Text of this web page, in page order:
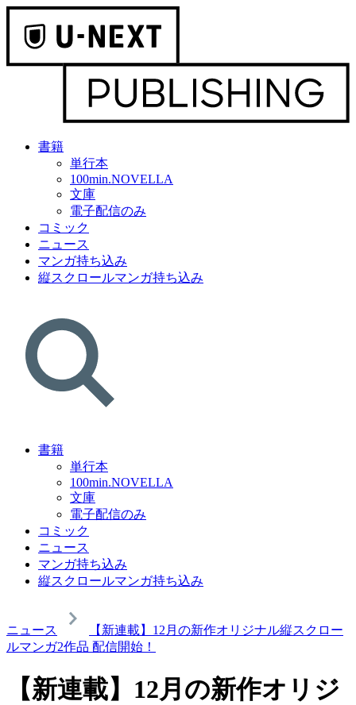
書籍
単行本
100min.NOVELLA
文庫
電子配信のみ
コミック
ニュース
マンガ持ち込み
縦スクロールマンガ持ち込み
書籍
単行本
100min.NOVELLA
文庫
電子配信のみ
コミック
ニュース
マンガ持ち込み
縦スクロールマンガ持ち込み
ニュース
【新連載】12月の新作オリジナル縦スクロー
ルマンガ2作品 配信開始！
【新連載】12月の新作オリジ